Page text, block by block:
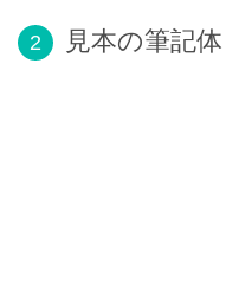
2 見本の筆記体